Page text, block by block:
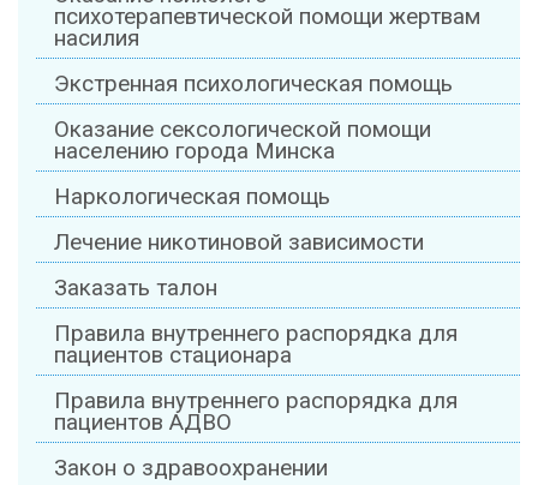
психотерапевтической помощи жертвам
насилия
Экстренная психологическая помощь
Оказание сексологической помощи
населению города Минска
Наркологическая помощь
Лечение никотиновой зависимости
Заказать талон
Правила внутреннего распорядка для
пациентов стационара
Правила внутреннего распорядка для
пациентов АДВО
Закон о здравоохранении